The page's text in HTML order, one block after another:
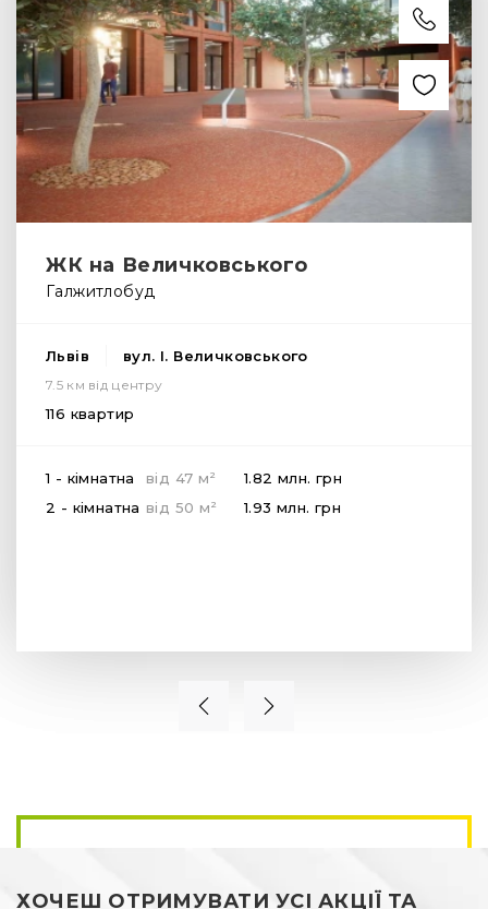
ЖК на Величковського
Галжитлобуд
Львів вул. І. Величковського
7.5 км від центру
116 квартир
1 - кімнатна від 47 м 2 1.82 млн. грн
2 - кімнатна від 50 м 2 1.93 млн. грн
ХОЧЕШ ОТРИМУВАТИ УСІ АКЦІЇ ТА